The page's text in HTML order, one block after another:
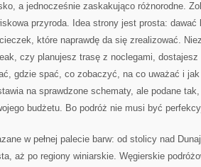
a jednocześnie zaskakująco różnorodne.
przyroda. Idea strony jest prosta:
które naprawdę da się zrealizować.
czy planujesz trasę z noclegami, dostajesz
gdzie spać, co zobaczyć, na co uważać i jak
na sprawdzone schematy, ale podane
budżetu. Bo podróż nie musi być
w pełnej palecie barw: od stolicy nad
aż po regiony winiarskie. Węgierskie